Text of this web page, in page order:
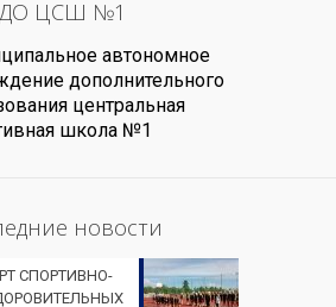
ЦСШ №1
автономное
дополнительного
центральная
школа №1
новости
СПОРТИВНО-